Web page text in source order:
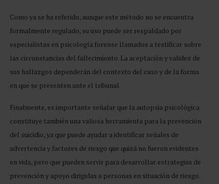
Como ya se ha referido, aunque este método no se encuentra
formalmente regulado, su uso puede ser respaldado por
especialistas en psicología forense llamados a testificar sobre
las circunstancias del fallecimiento. La aceptación y validez de
sus hallazgos dependerán del contexto del caso y de la forma
en que se presenten ante el tribunal.
Finalmente, es importante señalar que la autopsia psicológica
constituye también una valiosa herramienta para la prevención
del suicidio, ya que puede ayudar a identificar señales de
advertencia y factores de riesgo que quizá no fueron evidentes
en vida, pero que pueden servir para desarrollar estrategias de
prevención y apoyo dirigidas a personas en situación de riesgo.